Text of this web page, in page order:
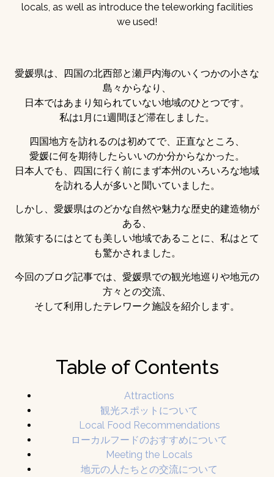
locals, as well as introduce the teleworking facilities
we used!
愛媛県は、四国の北西部と瀬戸内海のいくつかの小さな
島々からなり、
日本ではあまり知られていない地域のひとつです。
私は1月に1週間ほど滞在しました。
四国地方を訪れるのは初めてで、正直なところ、
愛媛に何を期待したらいいのか分からなかった。
日本人でも、四国に行く前にまず本州のいろいろな地域
を訪れる人が多いと聞いていました。
しかし、愛媛県はのどかな自然や魅力な歴史的建造物が
ある、
散策するにはとても美しい地域であることに、私はとて
も驚かされました。
今回のブログ記事では、愛媛県での観光地巡りや地元の
方々との交流、
そして利用したテレワーク施設を紹介します。
Table of Contents
Attractions
観光スポットについて
Local Food Recommendations
ローカルフードのおすすめについて
Meeting the Locals
地元の人たちとの交流について